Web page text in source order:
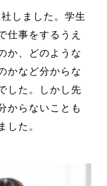
しました。学生
仕事をするうえ
か、どのような
かなど分からな
した。しかし先
からないことも
した。